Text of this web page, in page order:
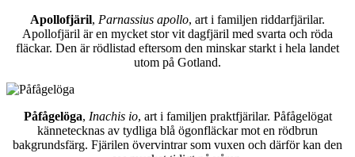
Apollofjäril, Parnassius apollo, art i familjen riddarfjärilar.
Apollofjäril är en mycket stor vit dagfjäril med svarta och röda
fläckar. Den är rödlistad eftersom den minskar starkt i hela landet
utom på Gotland.
Påfågelöga, Inachis io, art i familjen praktfjärilar. Påfågelögat
kännetecknas av tydliga blå ögonfläckar mot en rödbrun
bakgrundsfärg. Fjärilen övervintrar som vuxen och därför kan den